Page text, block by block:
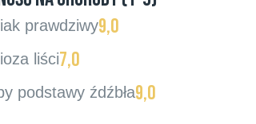
prawdziwy9,0
liści7,0
podstawy źdźbła9,0